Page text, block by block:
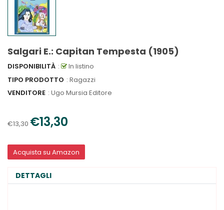
Salgari E.: Capitan Tempesta (1905)
DISPONIBILITÀ :
In listino
TIPO PRODOTTO : Ragazzi
VENDITORE : Ugo Mursia Editore
€13,30 €13,30
Acquista su Amazon
DETTAGLI